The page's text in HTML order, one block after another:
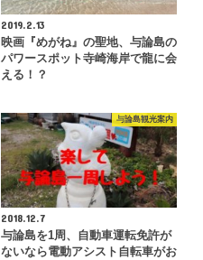
2019.2.13
映画『めがね』の聖地、与論島の
パワースポット寺崎海岸で龍に会
える！？
与論島観光案内
2018.12.7
与論島を1周、自動車運転免許が
ないなら電動アシスト自転車がお